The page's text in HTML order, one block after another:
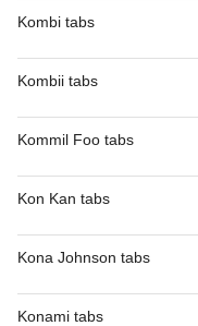
Kombi tabs
Kombii tabs
Kommil Foo tabs
Kon Kan tabs
Kona Johnson tabs
Konami tabs